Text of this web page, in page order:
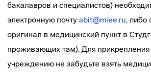
бакалавров и специалистов)
электронную почту abit@miee.ru, либо
оригинал в медицинский пункт в
проживающих там). Для
учреждению не забудьте взять